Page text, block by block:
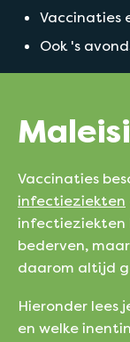
Vaccinaties
Ook 's
Vaccinaties
infectieziekten
infectieziekten
bederven,
daarom altijd
Hieronder lees
en welke